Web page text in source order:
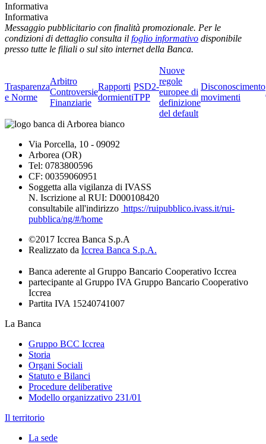
Informativa
Informativa
Messaggio pubblicitario con finalità promozionale. Per le
condizioni di dettaglio consulta il foglio informativo disponibile
presso tutte le filiali o sul sito internet della Banca.
Trasparenza
e Norme
Arbitro
Controversie
Finanziarie
Rapporti
dormienti
PSD2-
TPP
Nuove
regole
europee di
definizione
del default
Disconoscimento
movimenti
Via Porcella, 10 - 09092
Arborea (OR)
Tel: 0783800596
CF: 00359060951
Soggetta alla vigilanza di IVASS
N. Iscrizione al RUI: D000108420
consultabile all'indirizzo https://ruipubblico.ivass.it/rui-
pubblica/ng/#/home
©2017 Iccrea Banca S.p.A
Realizzato da Iccrea Banca S.p.A.
Banca aderente al Gruppo Bancario Cooperativo Iccrea
partecipante al Gruppo IVA Gruppo Bancario Cooperativo
Iccrea
Partita IVA 15240741007
La Banca
Gruppo BCC Iccrea
Storia
Organi Sociali
Statuto e Bilanci
Procedure deliberative
Modello organizzativo 231/01
Il territorio
La sede